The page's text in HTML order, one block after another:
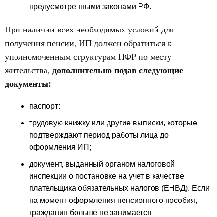
предусмотренными законами РФ.
При наличии всех необходимых условий для
получения пенсии, ИП должен обратиться к
уполномоченным структурам ПФР по месту
жительства, дополнительно подав следующие
документы:
паспорт;
трудовую книжку или другие выписки, которые
подтверждают период работы лица до
оформления ИП;
документ, выданный органом налоговой
инспекции о постановке на учет в качестве
плательщика обязательных налогов (ЕНВД). Если
на момент оформления пенсионного пособия,
гражданин больше не занимается